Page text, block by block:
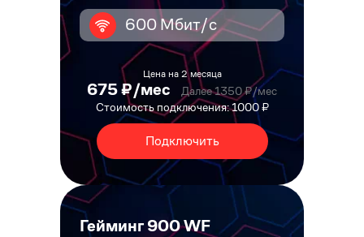
600 Мбит/с
Цена на 2 месяца
675 ₽/мес
Далее 1350 ₽/мес
Стоимость подключения: 1000 ₽
Подключить
Гейминг 900 WF